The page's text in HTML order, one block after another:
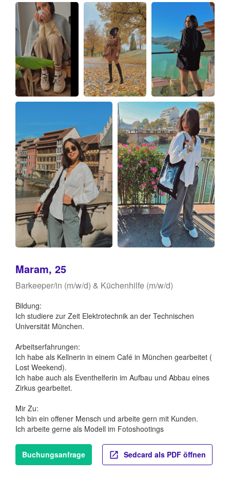
Maram, 25
Barkeeper/in (m/w/d) & Küchenhilfe (m/w/d)
Bildung:
Ich studiere zur Zeit Elektrotechnik an der Technischen
Universität München.
Arbeitserfahrungen:
Ich habe als Kellnerin in einem Café in München gearbeitet (
Lost Weekend).
Ich habe auch als Eventhelferin im Aufbau und Abbau eines
Zirkus gearbeitet.
Mir Zu:
Ich bin ein offener Mensch und arbeite gern mit Kunden.
Ich arbeite gerne als Modell im Fotoshootings
Buchungsanfrage Sedcard als PDF öffnen